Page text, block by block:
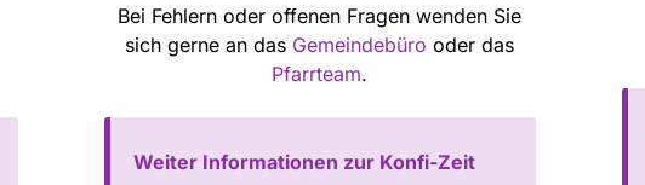
Bei Fehlern oder offenen Fragen wenden Sie
sich gerne an das Gemeindebürooder das
Pfarrteam.
Weiter Informationen zur Konfi-Zeit